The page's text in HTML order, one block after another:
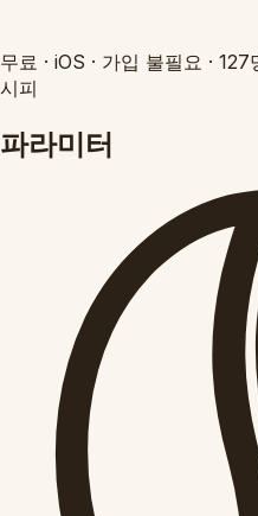
무료 · iOS · 가입 불필요 · 127
시피
파라미터